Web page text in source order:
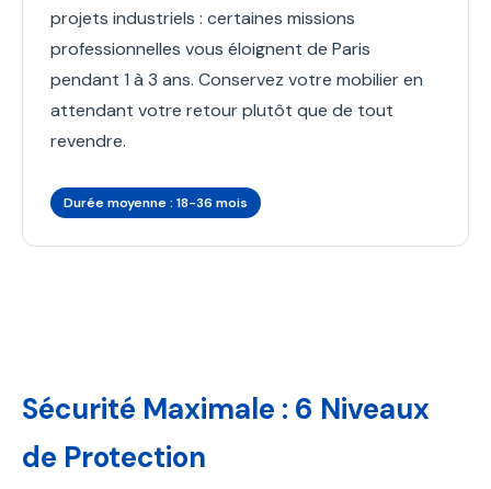
projets industriels : certaines missions
professionnelles vous éloignent de Paris
pendant 1 à 3 ans. Conservez votre mobilier en
attendant votre retour plutôt que de tout
revendre.
Durée moyenne : 18-36 mois
Sécurité Maximale : 6 Niveaux
de Protection